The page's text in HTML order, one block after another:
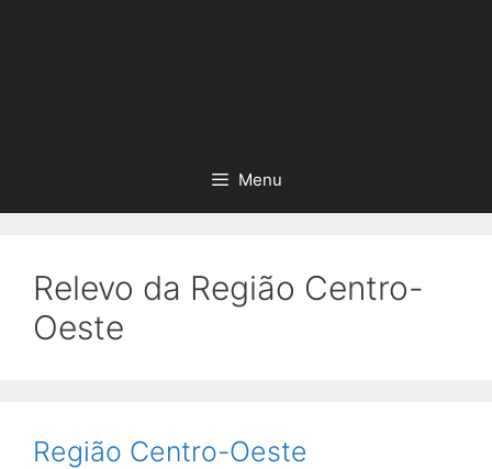
Menu
Relevo da Região Centro-
Oeste
Região Centro-Oeste